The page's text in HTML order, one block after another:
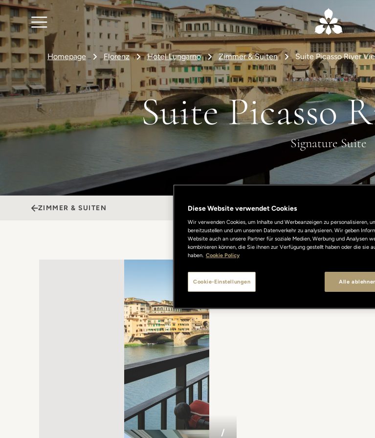
Homepage Florenz Hotel Lungarno Zimmer & Suiten Suite Picasso River
Suite Picasso
Signature Suite
ZIMMER & SUITEN
/
Diese Website verwendet Cookies
Wir verwenden Cookies, um Inhalte und Werbeanzeigen zu personalisieren,
bereitzustellen und um unseren Datenverkehr zu analysieren. Wir geben
Website auch an unsere Partner für soziale Medien, Werbung und Analysen
kombinieren können, die Sie ihnen zur Verfügung gestellt haben oder die sie
haben. Cookie Policy
Alle
Cookie-Einstellungen